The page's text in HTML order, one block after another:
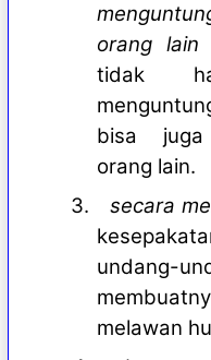
orang lain
tidak
bisa juga
orang lain.
3.
secara
undang-
melawan